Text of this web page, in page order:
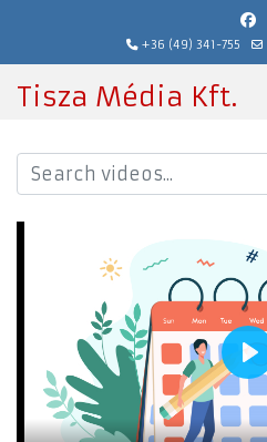
+36 (49) 341-755
Tisza Média Kft.